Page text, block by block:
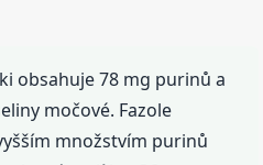
obsahuje 78 mg purinů a
močové. Fazole
množstvím purinů